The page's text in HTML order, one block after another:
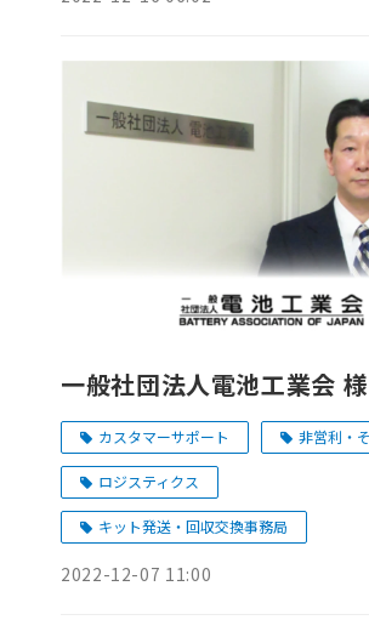
一般社団法人電池工業会 様
カスタマーサポート 非営利・
ロジスティクス
キット発送・回収交換事務局
2022-12-07 11:00